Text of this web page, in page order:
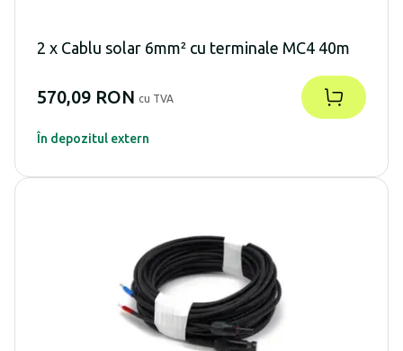
2 x Cablu solar 6mm² cu terminale MC4 40m
570,09 RON cu TVA
În depozitul extern